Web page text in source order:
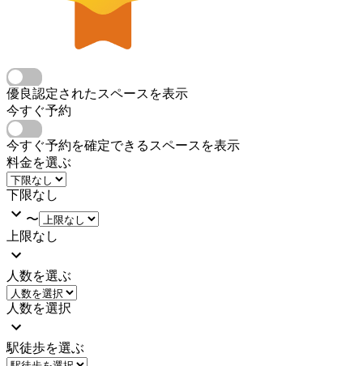
優良認定されたスペースを表示
今すぐ予約
今すぐ予約を確定できるスペースを表示
料金を選ぶ
下限なし
〜
上限なし
人数を選ぶ
人数を選択
駅徒歩を選ぶ